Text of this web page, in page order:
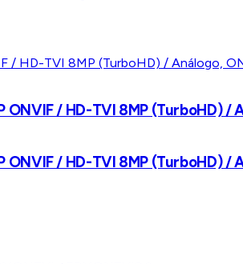
/ HD-TVI 8MP (TurboHD)
/ HD-TVI 8MP (TurboHD)